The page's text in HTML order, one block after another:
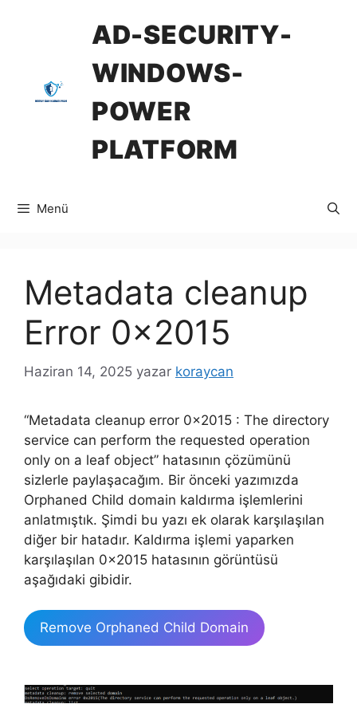
AD-SECURITY-
WINDOWS-
POWER
PLATFORM
Menü
Metadata cleanup
Error 0x2015
Haziran 14, 2025 yazar koraycan
“Metadata cleanup error 0x2015 : The directory
service can perform the requested operation
only on a leaf object” hatasının çözümünü
sizlerle paylaşacağım. Bir önceki yazımızda
Orphaned Child domain kaldırma işlemlerini
anlatmıştık. Şimdi bu yazı ek olarak karşılaşılan
diğer bir hatadır. Kaldırma işlemi yaparken
karşılaşılan 0x2015 hatasının görüntüsü
aşağıdaki gibidir.
Remove Orphaned Child Domain